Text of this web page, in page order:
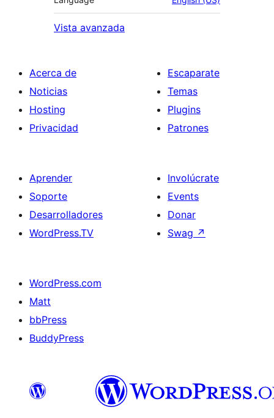
Vista avanzada
Acerca de
Noticias
Hosting
Privacidad
Escaparate
Temas
Plugins
Patrones
Aprender
Soporte
Desarrolladores
WordPress.TV
Involúcrate
Events
Donar
Swag ↗
WordPress.com
Matt
bbPress
BuddyPress